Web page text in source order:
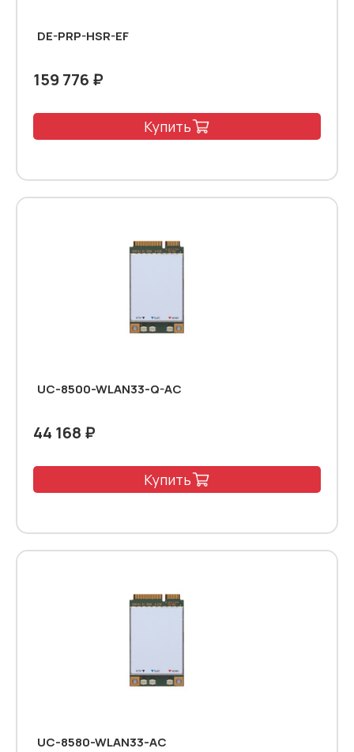
DE-PRP-HSR-EF
159 776 ₽
Купить
UC-8500-WLAN33-Q-AC
44 168 ₽
Купить
UC-8580-WLAN33-AC